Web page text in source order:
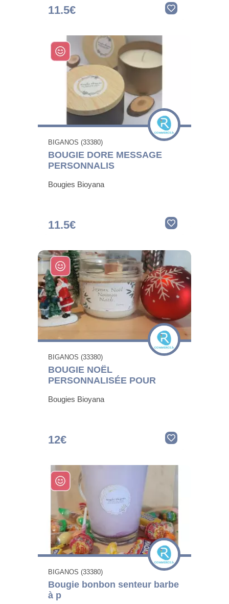
11.5€
BIGANOS (33380)
BOUGIE DORE MESSAGE
PERSONNALIS
Bougies Bioyana
11.5€
BIGANOS (33380)
BOUGIE NOËL
PERSONNALISÉE POUR
Bougies Bioyana
12€
BIGANOS (33380)
Bougie bonbon senteur barbe
à p